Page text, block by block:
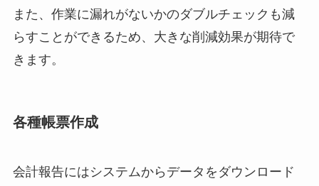
また、作業に漏れがないかのダブルチェックも減
らすことができるため、大きな削減効果が期待で
きます。
各種帳票作成
会計報告にはシステムからデータをダウンロード